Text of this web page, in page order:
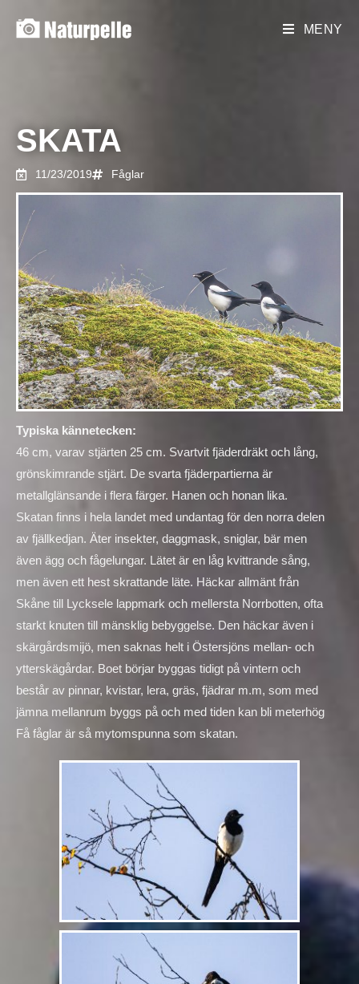
MENY
SKATA
11/23/2019 Fåglar
Typiska kännetecken:
46 cm, varav stjärten 25 cm. Svartvit fjäderdräkt och lång,
grönskimrande stjärt. De svarta fjäderpartierna är
metallglänsande i flera färger. Hanen och honan lika.
Skatan finns i hela landet med undantag för den norra delen
av fjällkedjan. Äter insekter, daggmask, sniglar, bär men
även ägg och fågelungar. Lätet är en låg kvittrande sång,
men även ett hest skrattande läte. Häckar allmänt från
Skåne till Lycksele lappmark och mellersta Norrbotten, ofta
starkt knuten till mänsklig bebyggelse. Den häckar även i
skärgårdsmijö, men saknas helt i Östersjöns mellan- och
ytterskägårdar. Boet börjar byggas tidigt på vintern och
består av pinnar, kvistar, lera, gräs, fjädrar m.m, som med
jämna mellanrum byggs på och med tiden kan bli meterhög
Få fåglar är så mytomspunna som skatan.